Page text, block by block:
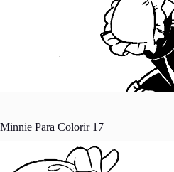
Minnie Para Colorir 17